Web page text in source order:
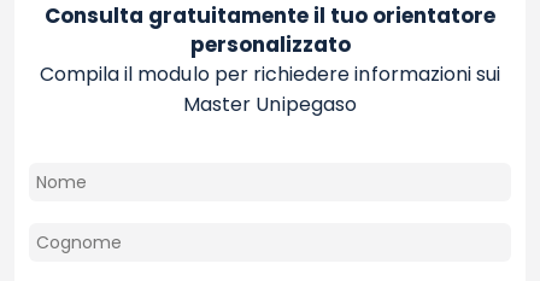
Consulta gratuitamente il tuo orientatore
personalizzato
Compila il modulo per richiedere informazioni sui
Master Unipegaso